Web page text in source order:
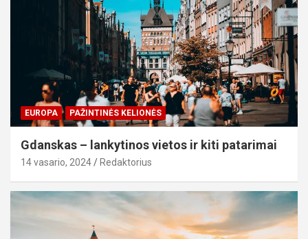
EUROPA PAŽINTINĖS KELIONĖS
Gdanskas – lankytinos vietos ir kiti patarimai
14 vasario, 2024 Redaktorius